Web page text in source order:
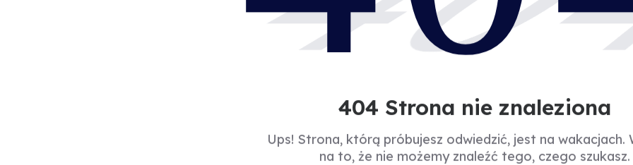
404 Strona nie znaleziona
Ups! Strona, którą próbujesz odwiedzić, jest na wakacjach.
na to, że nie możemy znaleźć tego, czego szukasz.